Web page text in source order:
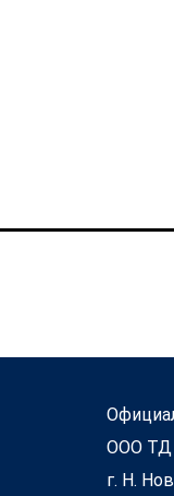
ООО ТД
г. Н.